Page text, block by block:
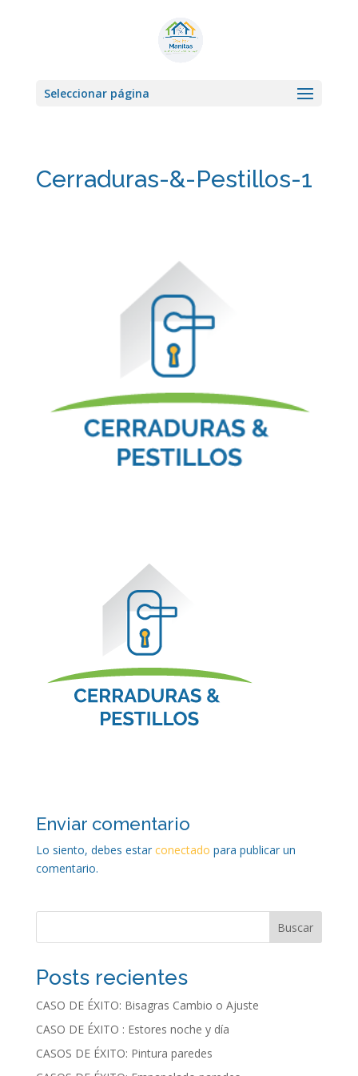
Seleccionar página
Cerraduras-&-Pestillos-1
Enviar comentario
Lo siento, debes estar conectado para publicar un
comentario.
Buscar
Posts recientes
CASO DE ÉXITO: Bisagras Cambio o Ajuste
CASO DE ÉXITO : Estores noche y día
CASOS DE ÉXITO: Pintura paredes